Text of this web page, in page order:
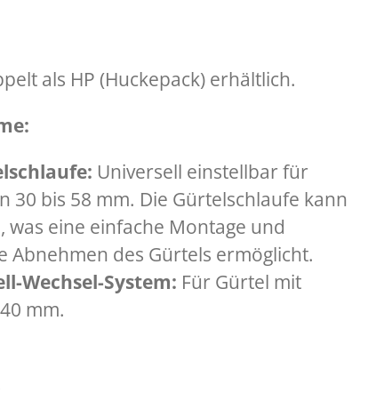
als HP (Huckepack) erhältlich.
Universell einstellbar für
30 bis 58 mm. Die Gürtelschlaufe kann
was eine einfache Montage und
Abnehmen des Gürtels ermöglicht.
Wechsel-System: Für Gürtel mit
mm.